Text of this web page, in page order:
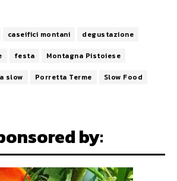
caseifici montani
degustazione
festa
Montagna Pistoiese
slow Porretta Terme Slow Food
by: